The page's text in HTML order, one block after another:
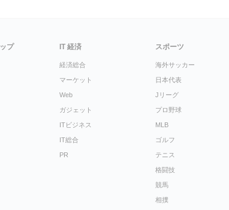
プ IT 経済
経済総合
マーケット
Web
ガジェット
ITビジネス
IT総合
PR
スポーツ
海外サッカー
日本代表
Jリーグ
プロ野球
MLB
ゴルフ
テニス
格闘技
競馬
相撲